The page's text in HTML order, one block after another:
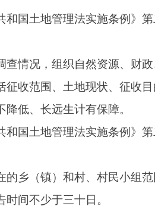
登记。（未如期办理征地补偿登
说明。
施条例》第二十九条）